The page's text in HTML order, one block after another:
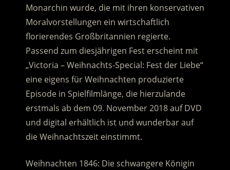
Monarchin wurde, die mit ihren konservativen
Moralvorstellungen ein wirtschaftlich
florierendes Großbritannien regierte.
Passend zum diesjährigen Fest erscheint mit
„Victoria – Weihnachts-Special: Fest der Liebe“
eine eigens für Weihnachten produzierte
Episode in Spielfilmlänge, die hierzulande
erstmals ab dem 09. November 2018 auf DVD
und digital erhältlich ist und wunderbar auf
die Weihnachtszeit einstimmt.
Weihnachten 1846: Die schwangere Königin